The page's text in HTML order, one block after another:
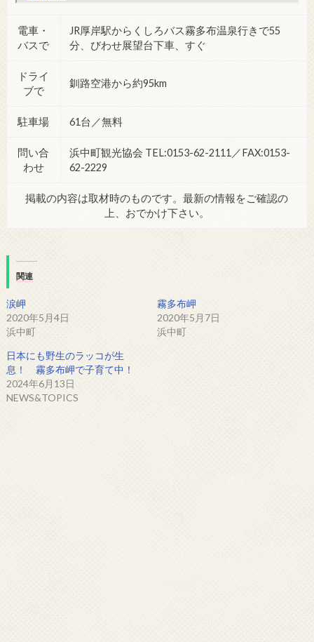
電車・
バスで
JR厚岸駅からくしろバス霧多布温泉行きで55
分、びわせ展望台下車、すぐ
ドライ
ブで
釧路空港から約95km
駐車場 61台／無料
問い合
わせ
浜中町観光協会 TEL:0153-62-2111／FAX:0153-
62-2229
掲載の内容は取材時のものです。最新の情報をご確認の
上、おでかけ下さい。
関連
涙岬
2020年5月4日
浜中町
霧多布岬
2020年5月7日
浜中町
日本にも野生のラッコが生
息！ 霧多布岬で子育て中！
2024年6月13日
NEWS&TOPICS